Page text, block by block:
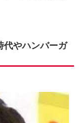
代やハンバーガ